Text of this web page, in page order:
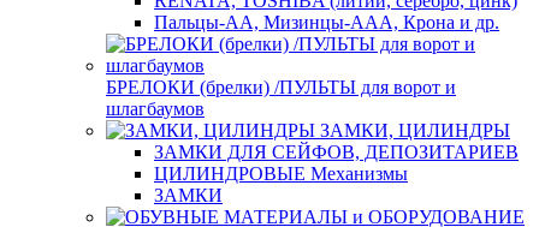
Пальцы-АА, Мизинцы-ААА, Крона и др.
БРЕЛОКИ (брелки) /ПУЛЬТЫ для ворот и
шлагбаумов
ЗАМКИ, ЦИЛИНДРЫ
ЗАМКИ ДЛЯ СЕЙФОВ, ДЕПОЗИТАРИЕВ
ЦИЛИНДРОВЫЕ Механизмы
ЗАМКИ